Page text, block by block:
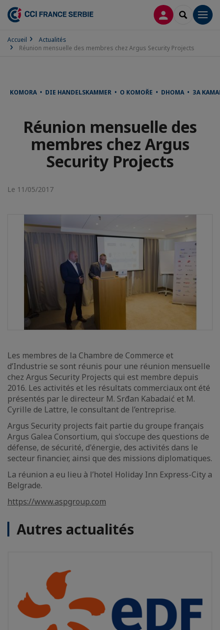
CONNEXION
Accueil
Actualités
Réunion mensuelle des membres chez Argus Security Projects
KOMORA • DIE HANDELSKAMMER • O KOMOŘE • DHOMA • ЗА
Réunion mensuelle des
membres chez Argus
Security Projects
Le 11/05/2017
Les membres de la Chambre de Commerce et
d’Industrie se sont réunis pour une réunion mensuelle
chez Argus Security Projects qui est membre depuis
2016. Les activités et les résultats commerciaux ont été
présentés par le directeur M. Srđan Kabadaić et M.
Cyrille de Lattre, le consultant de l’entreprise.
Argus Security projects fait partie du groupe français
Argus Galea Consortium, qui s’occupe des questions de
défense, de sécurité, d'énergie, des activités dans le
secteur financier, ainsi que des missions diplomatiques.
La réunion a eu lieu à l’hotel Holiday Inn Express-City a
Belgrade.
https://www.aspgroup.com
Autres actualités